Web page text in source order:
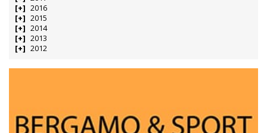
2016
2015
2014
2013
2012